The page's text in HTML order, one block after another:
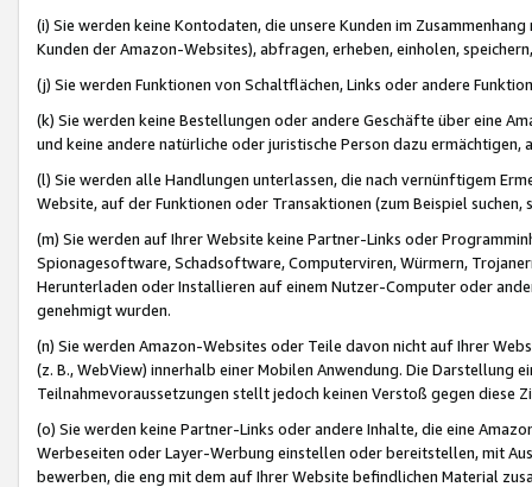
(i) Sie werden keine Kontodaten, die unsere Kunden im
Kunden der Amazon-Websites), abfragen, erheben, einholen,
(j) Sie werden Funktionen von Schaltflächen, Links oder andere
(k) Sie werden keine Bestellungen oder andere Geschäfte über eine
und keine andere natürliche oder juristische Person dazu
(l) Sie werden alle Handlungen unterlassen, die nach vernünftigem
Website, auf der Funktionen oder Transaktionen (zum Beispiel
(m) Sie werden auf Ihrer Website keine Partner-Links oder
Spionagesoftware, Schadsoftware, Computerviren, Würmern,
Herunterladen oder Installieren auf einem Nutzer-Computer oder
genehmigt wurden.
(n) Sie werden Amazon-Websites oder Teile davon nicht auf Ihrer
(z. B., WebView) innerhalb einer Mobilen Anwendung. Die Darstellung
Teilnahmevoraussetzungen stellt jedoch keinen Verstoß gegen diese
(o) Sie werden keine Partner-Links oder andere Inhalte, die eine
Werbeseiten oder Layer-Werbung einstellen oder bereitstellen, mit
bewerben, die eng mit dem auf Ihrer Website befindlichen Material